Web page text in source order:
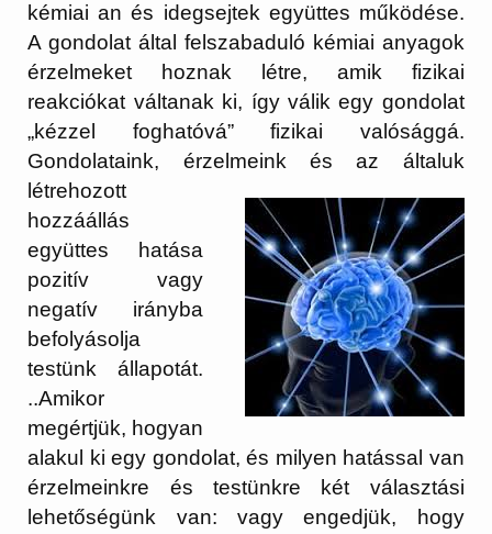
kémiai an és idegsejtek együttes működése.
A gondolat által felszabaduló kémiai anyagok
érzelmeket hoznak létre, amik fizikai
reakciókat váltanak ki, így válik egy gondolat
„kézzel foghatóvá” fizikai valósággá.
Gondolataink, érzelmeink és az általuk
létrehozott
hozzáállás
együttes hatása
pozitív vagy
negatív irányba
befolyásolja
testünk állapotát.
..Amikor
megértjük, hogyan
alakul ki egy gondolat, és milyen hatással van
érzelmeinkre és testünkre két választási
lehetőségünk van: vagy engedjük, hogy